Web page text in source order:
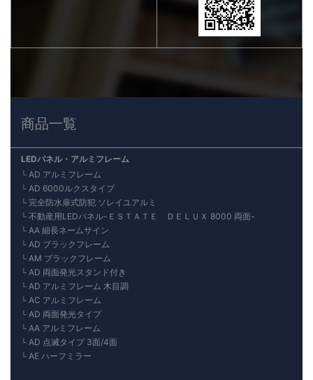
商品一覧
LEDパネル・アルミフレーム
AD アルミフレーム
AD 6000ルクスタイプ
完全防水扉式防犯 ソレイユアルミ
不動産用LEDパネル-ＥＳＴＡＴＥ ＤＥＬＵＸ 8000 両面-
AA 細長ネームサイン
AD ブラックフレーム
AM ブラックフレーム
AD 両面発光スタンド付き
AD アルミフレーム 木目調
AC アルミフレーム
AD 両面発光タイプ
AA アルミフレーム
AD 点滅タイプ 3面/4面
AE ハーフミラー